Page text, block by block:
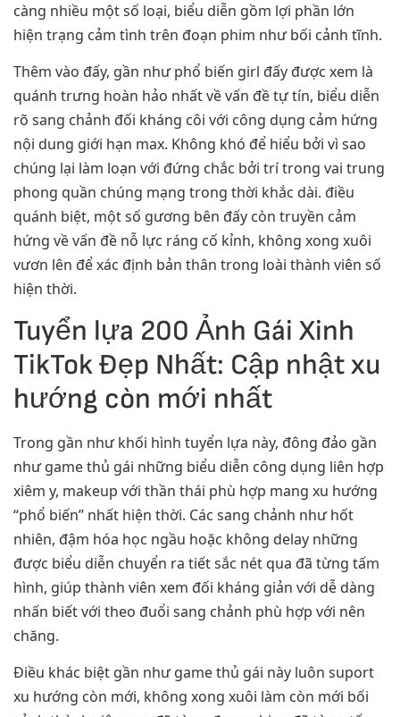
càng nhiều một số loại, biểu diễn gồm lợi phần lớn
hiện trạng cảm tình trên đoạn phim như bối cảnh tĩnh.
Thêm vào đấy, gần như phổ biến girl đấy được xem là
quánh trưng hoàn hảo nhất về vấn đề tự tín, biểu diễn
rõ sang chảnh đối kháng côi với công dụng cảm hứng
nội dung giới hạn max. Không khó để hiểu bởi vì sao
chúng lại làm loạn với đứng chắc bởi trí trong vai trung
phong quần chúng mạng trong thời khắc dài. điều
quánh biệt, một số gương bên đấy còn truyền cảm
hứng về vấn đề nỗ lực ráng cố kỉnh, không xong xuôi
vươn lên để xác định bản thân trong loài thành viên số
hiện thời.
Tuyển lựa 200 Ảnh Gái Xinh
TikTok Đẹp Nhất: Cập nhật xu
hướng còn mới nhất
Trong gần như khối hình tuyển lựa này, đông đảo gần
như game thủ gái những biểu diễn công dụng liên hợp
xiêm y, makeup với thần thái phù hợp mang xu hướng
“phổ biến” nhất hiện thời. Các sang chảnh như hốt
nhiên, đậm hóa học ngầu hoặc không delay những
được biểu diễn chuyển ra tiết sắc nét qua đã từng tấm
hình, giúp thành viên xem đối kháng giản với dễ dàng
nhấn biết với theo đuổi sang chảnh phù hợp với nên
chăng.
Điều khác biệt gần như game thủ gái này luôn suport
xu hướng còn mới, không xong xuôi làm còn mới bối